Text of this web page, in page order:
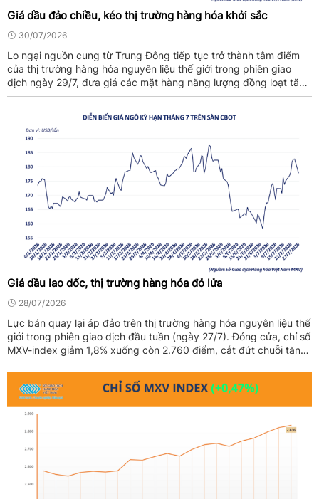
Giá dầu đảo chiều, kéo thị trường hàng hóa khởi sắc
30/07/2026
Lo ngại nguồn cung từ Trung Đông tiếp tục trở thành tâm điểm
của thị trường hàng hóa nguyên liệu thế giới trong phiên giao
dịch ngày 29/7, đưa giá các mặt hàng năng lượng đồng loạt tăng
mạnh và góp phần kéo chỉ số MXV-Index tăng 1,1% lên 2.762
Giá dầu lao dốc, thị trường hàng hóa đỏ lửa
28/07/2026
Lực bán quay lại áp đảo trên thị trường hàng hóa nguyên liệu thế
giới trong phiên giao dịch đầu tuần (ngày 27/7). Đóng cửa, chỉ số
MXV-index giảm 1,8% xuống còn 2.760 điểm, cắt đứt chuỗi tăng
5 phiên trước đó. Thị trường năng ...